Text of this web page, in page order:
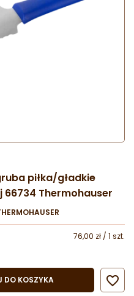
piłka/gładkie
Thermohauser
76,00 zł / 1 szt.
DO KOSZYKA 